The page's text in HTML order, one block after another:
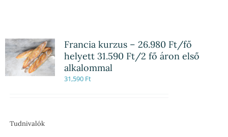
Francia kurzus – 26.980 Ft/fő
helyett 31.590 Ft/2 fő áron első
alkalommal
31,590 Ft
Tudnivalók